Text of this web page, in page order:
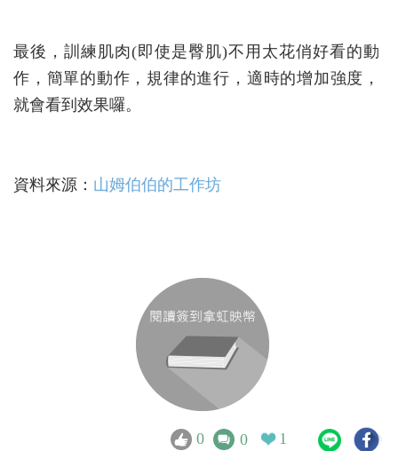
最後，訓練肌肉(即使是臀肌)不用太花俏好看的動
作，簡單的動作，規律的進行，適時的增加強度，
就會看到效果囉。
資料來源： 山姆伯伯的工作坊
0 0 1